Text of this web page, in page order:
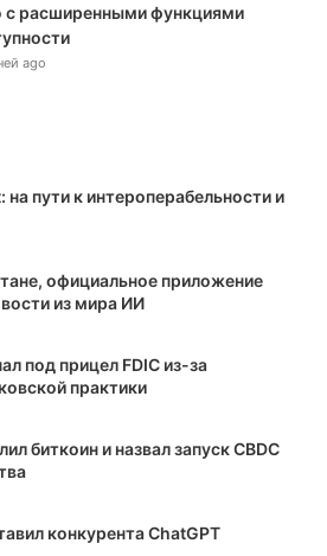
с расширенными функциями
ago
пути к интероперабельности и
официальное приложение
из мира ИИ
под прицел FDIC из-за
практики
биткоин и назвал запуск CBDC
конкурента ChatGPT